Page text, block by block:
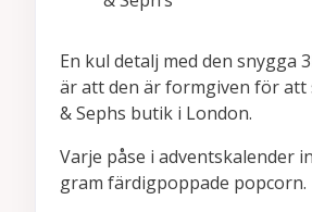
En kul detalj med den snygga
är att den är formgiven för att
& Sephs butik i London.
Varje påse i adventskalender
gram färdigpoppade popcorn.